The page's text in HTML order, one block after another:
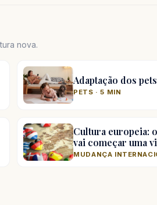
nova.
Adaptação dos
PETS · 5 MIN
Cultura europeia:
vai começar uma
MUDANÇA